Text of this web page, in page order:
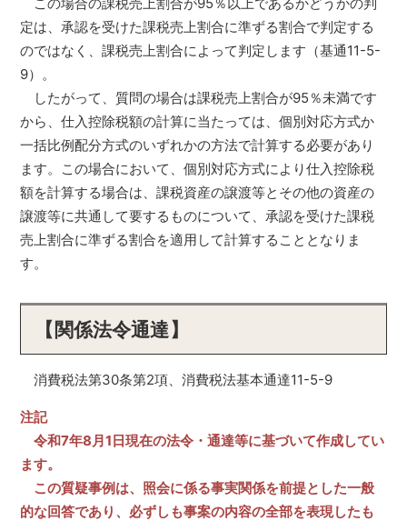
定は、承認を受けた課税売上割合に準ずる割合で判定する
のではなく、課税売上割合によって判定します（基通11-5-
9）。
したがって、質問の場合は課税売上割合が95％未満です
から、仕入控除税額の計算に当たっては、個別対応方式か
一括比例配分方式のいずれかの方法で計算する必要があり
ます。この場合において、個別対応方式により仕入控除税
額を計算する場合は、課税資産の譲渡等とその他の資産の
譲渡等に共通して要するものについて、承認を受けた課税
売上割合に準ずる割合を適用して計算することとなりま
す。
【関係法令通達】
消費税法第30条第2項、消費税法基本通達11-5-9
注記
令和7年8月1日現在の法令・通達等に基づいて作成してい
ます。
この質疑事例は、照会に係る事実関係を前提とした一般
的な回答であり、必ずしも事案の内容の全部を表現したも